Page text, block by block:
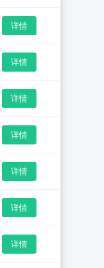
详情
详情
详情
详情
详情
详情
详情